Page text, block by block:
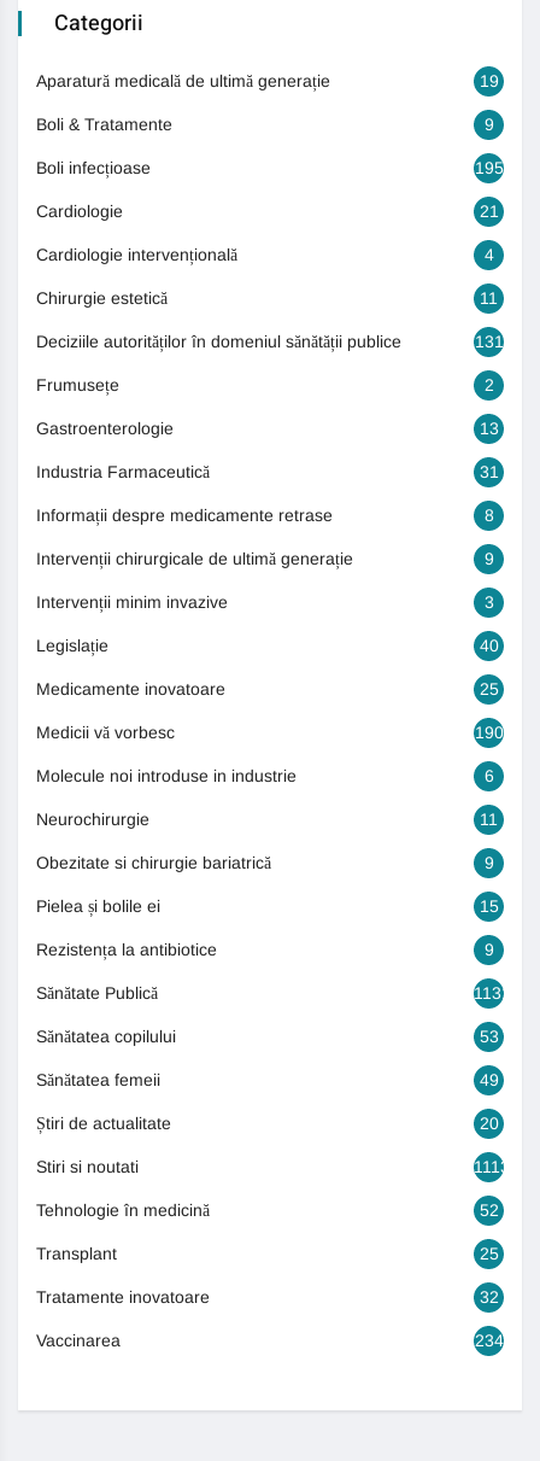
Categorii
Aparatură medicală de ultimă generație 19
Boli & Tratamente 9
Boli infecțioase 195
Cardiologie 21
Cardiologie intervențională 4
Chirurgie estetică 11
Deciziile autorităților în domeniul sănătății publice 131
Frumusețe 2
Gastroenterologie 13
Industria Farmaceutică 31
Informații despre medicamente retrase 8
Intervenții chirurgicale de ultimă generație 9
Intervenții minim invazive 3
Legislație 40
Medicamente inovatoare 25
Medicii vă vorbesc 190
Molecule noi introduse in industrie 6
Neurochirurgie 11
Obezitate si chirurgie bariatrică 9
Pielea și bolile ei 15
Rezistența la antibiotice 9
Sănătate Publică 1131
Sănătatea copilului 53
Sănătatea femeii 49
Știri de actualitate 20
Stiri si noutati 1113
Tehnologie în medicină 52
Transplant 25
Tratamente inovatoare 32
Vaccinarea 234